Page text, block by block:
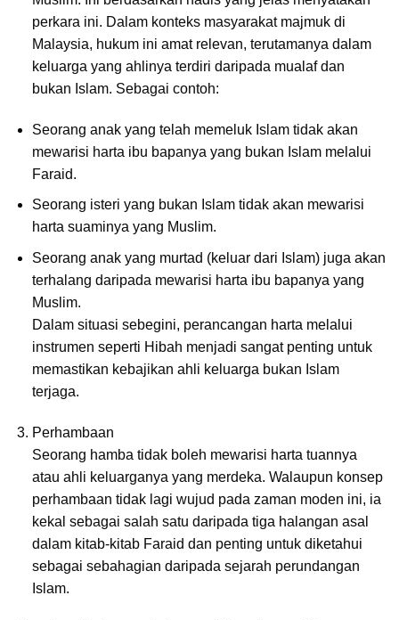
perkara ini. Dalam konteks masyarakat majmuk di
Malaysia, hukum ini amat relevan, terutamanya dalam
keluarga yang ahlinya terdiri daripada mualaf dan
bukan Islam. Sebagai contoh:
Seorang anak yang telah memeluk Islam tidak akan
mewarisi harta ibu bapanya yang bukan Islam melalui
Faraid.
Seorang isteri yang bukan Islam tidak akan mewarisi
harta suaminya yang Muslim.
Seorang anak yang murtad (keluar dari Islam) juga akan
terhalang daripada mewarisi harta ibu bapanya yang
Muslim.
Dalam situasi sebegini, perancangan harta melalui
instrumen seperti Hibah menjadi sangat penting untuk
memastikan kebajikan ahli keluarga bukan Islam
terjaga.
Perhambaan
Seorang hamba tidak boleh mewarisi harta tuannya
atau ahli keluarganya yang merdeka. Walaupun konsep
perhambaan tidak lagi wujud pada zaman moden ini, ia
kekal sebagai salah satu daripada tiga halangan asal
dalam kitab-kitab Faraid dan penting untuk diketahui
sebagai sebahagian daripada sejarah perundangan
Islam.